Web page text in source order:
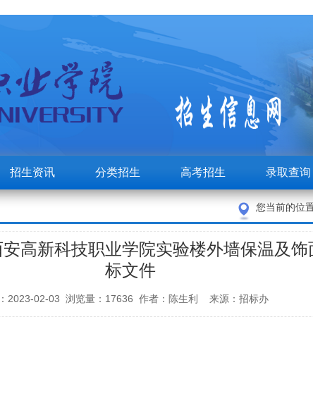
招生资讯 分类招生 高考招生 录取查询
您当前的位
安高新科技职业学院实验楼外墙保温及饰
标文件
2023-02-03 浏览量：17636 作者：陈生利 来源：招标办